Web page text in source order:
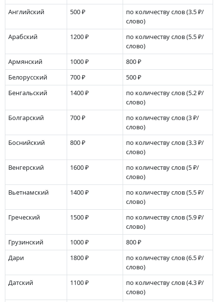
Английский
500 ₽ по количеству слов(3.5 ₽/
слово)
Арабский
1200 ₽ по количеству слов(5.5 ₽/
слово)
Армянский
1000 ₽
800 ₽
Белорусский
700 ₽
500 ₽
Бенгальский
1400 ₽ по количеству слов(5.2 ₽/
слово)
Болгарский
700 ₽ по количеству слов(3 ₽/
слово)
Боснийский
800 ₽ по количеству слов(3.3 ₽/
слово)
Венгерский
1600 ₽ по количеству слов(5 ₽/
слово)
Вьетнамский
1400 ₽ по количеству слов(5.5 ₽/
слово)
Греческий
1500 ₽ по количеству слов(5.9 ₽/
слово)
Грузинский
1000 ₽
800 ₽
Дари
1800 ₽ по количеству слов(6.5 ₽/
слово)
Датский
1100 ₽ по количеству слов(4.3 ₽/
слово)